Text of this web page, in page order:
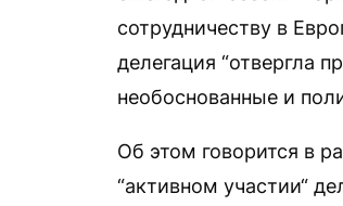
сотрудничеству в
делегация “отвергла
необоснованные и
Об этом говорится в
“активном участии“